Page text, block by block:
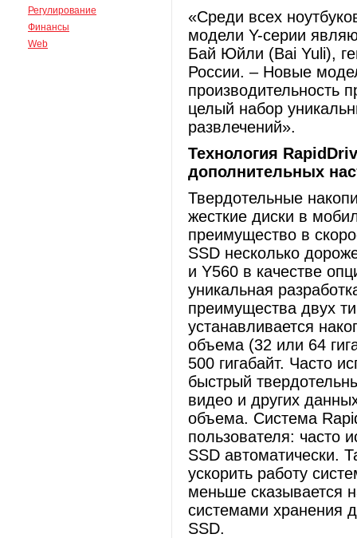
Регулирование
Финансы
Web
«Среди всех
модели Y-серии
Бай Юйли (Bai Yuli),
России. – Новые
производительность
целый набор
развлечений».
Технология
дополнительных
Твердотельные
жесткие диски в
преимущество в
SSD несколько
и Y560 в качестве
уникальная
преимущества двух
устанавливается
объема (32 или 64
500 гигабайт. Часто
быстрый
видео и других
объема. Система
пользователя: часто
SSD автоматически.
ускорить работу
меньше сказывается
системами хранения
SSD.